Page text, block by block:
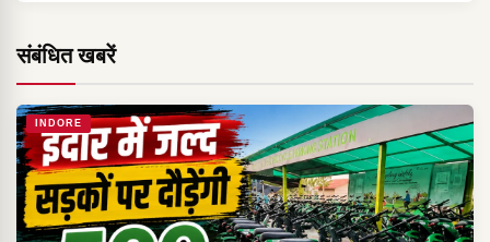
संबंधित खबरें
INDORE